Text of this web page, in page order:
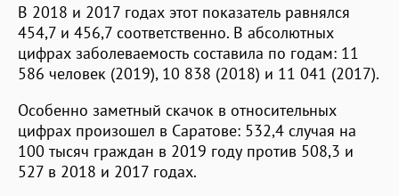
В 2018 и 2017 годах этот показатель равнялся
454,7 и 456,7 соответственно. В абсолютных
цифрах заболеваемость составила по годам: 11
586 человек (2019), 10 838 (2018) и 11 041 (2017).
Особенно заметный скачок в относительных
цифрах произошел в Саратове: 532,4 случая на
100 тысяч граждан в 2019 году против 508,3 и
527 в 2018 и 2017 годах.